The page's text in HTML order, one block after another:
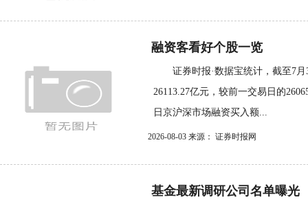
融资客看好个股一览
证券时报·数据宝统计，截至7月
26113.27亿元，较前一交易日的
日京沪深市场融资买入额...
2026-08-03 来源： 证券时报网
基金最新调研公司名单曝光